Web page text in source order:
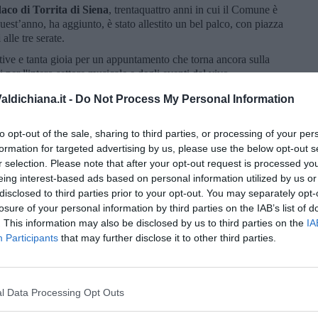
- Do Not Process My Personal Information
opt-out of the sale, sharing to third parties, or processing of your
for targeted advertising by us, please use the below opt-out
selection. Please note that after your opt-out request is processed
interest-based ads based on personal information utilized by us
to third parties prior to your opt-out. You may separately
of your personal information by third parties on the IAB’s list of
This information may also be disclosed by us to third parties on the
Participants that may further disclose it to other third parties.
Data Processing Opt Outs
di Torrita di Siena, trentaquattro anni in cui il Comune è
ha aggiunto, è stato allestito un bel palco, con piazza
tre serate.
e tanta gioia per un appuntamento che torna ancora sulla
l'intero settore musicale e degli eventi dal vivo.
iscriviti allaNewsletter QUInews - ToscanaMedia.
nella tua casella di posta.
eventi
senesi